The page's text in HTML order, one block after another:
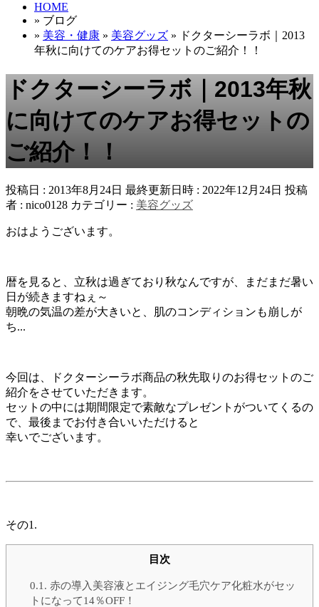
HOME
» ブログ
» 美容・健康 » 美容グッズ » ドクターシーラボ｜2013
年秋に向けてのケアお得セットのご紹介！！
ドクターシーラボ｜2013年秋
に向けてのケアお得セットの
ご紹介！！
投稿日 : 2013年8月24日 最終更新日時 : 2022年12月24日 投稿
者 : nico0128 カテゴリー : 美容グッズ
おはようございます。
暦を見ると、立秋は過ぎており秋なんですが、まだまだ暑い
日が続きますねぇ～
朝晩の気温の差が大きいと、肌のコンディションも崩しが
ち...
今回は、ドクターシーラボ商品の秋先取りのお得セットのご
紹介をさせていただきます。
セットの中には期間限定で素敵なプレゼントがついてくるの
で、最後までお付き合いいただけると
幸いでございます。
その1.
目次
0.1. 赤の導入美容液とエイジング毛穴ケア化粧水がセッ
トになって14％OFF！